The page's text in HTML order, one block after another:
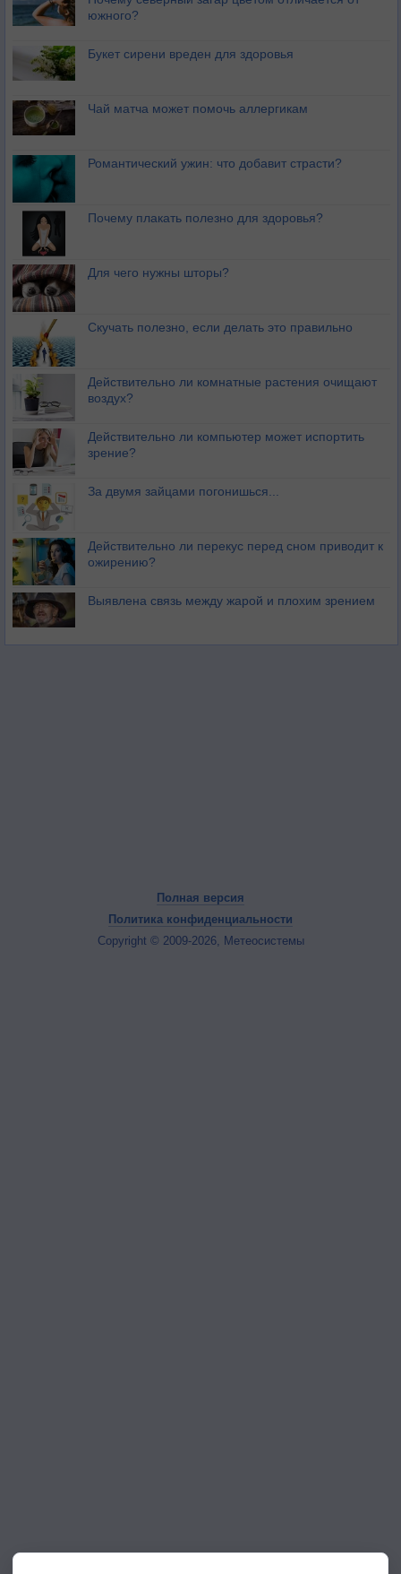
южного?
Букет сирени вреден для здоровья
Чай матча может помочь аллергикам
Романтический ужин: что добавит страсти?
Почему плакать полезно для здоровья?
Для чего нужны шторы?
Скучать полезно, если делать это правильно
Действительно ли комнатные растения очищают
воздух?
Действительно ли компьютер может испортить
зрение?
За двумя зайцами погонишься...
Действительно ли перекус перед сном приводит к
ожирению?
Выявлена связь между жарой и плохим зрением
Полная версия
Политика конфиденциальности
Copyright © 2009-2026, Метеосистемы